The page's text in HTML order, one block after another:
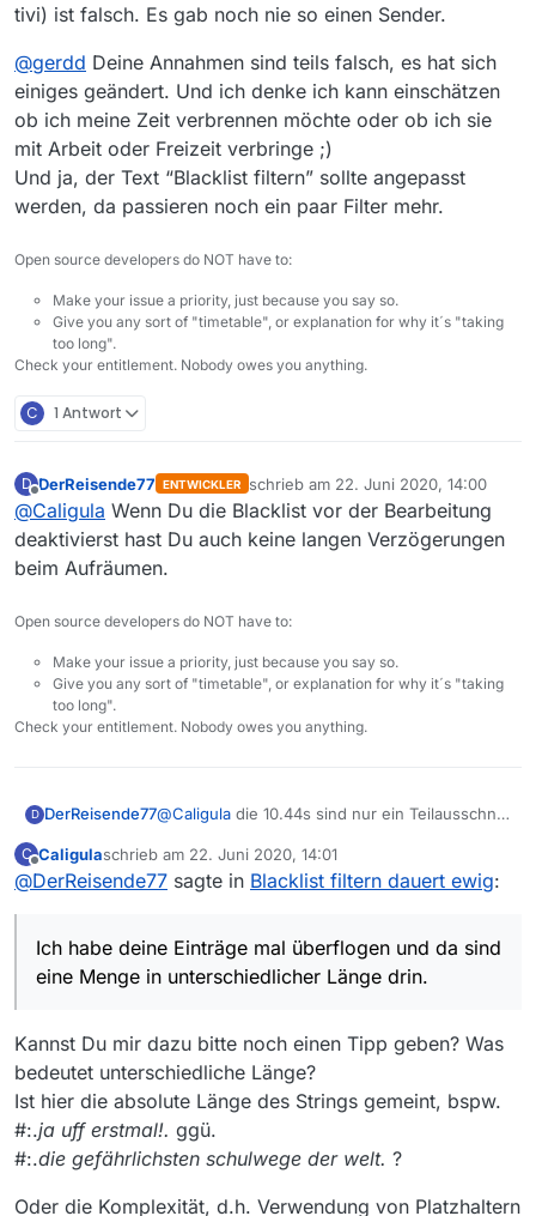
tivi) ist falsch. Es gab noch nie so einen Sender.
@gerdd Deine Annahmen sind teils falsch, es hat sich
einiges geändert. Und ich denke ich kann einschätzen
ob ich meine Zeit verbrennen möchte oder ob ich sie
mit Arbeit oder Freizeit verbringe ;)
Und ja, der Text “Blacklist filtern” sollte angepasst
werden, da passieren noch ein paar Filter mehr.
Open source developers do NOT have to:
Make your issue a priority, just because you say so.
Give you any sort of "timetable", or explanation for why it´s "taking
too long".
Check your entitlement. Nobody owes you anything.
C 1 Antwort
D
Offline
DerReisende77 ENTWICKLER schrieb am 22. Juni 2020, 14:00
zuletzt editiert von
@Caligula Wenn Du die Blacklist vor der Bearbeitung
deaktivierst hast Du auch keine langen Verzögerungen
beim Aufräumen.
Open source developers do NOT have to:
Make your issue a priority, just because you say so.
Give you any sort of "timetable", or explanation for why it´s "taking
too long".
Check your entitlement. Nobody owes you anything.
D DerReisende77@Caligula die 10.44s sind nur ein Teilausschnitt
Ich habe deine Blacklist mal bei mir eingebaut
und mein supernagelneuer core i9 mit 16
Der Speicherverbrauch scheint nicht das
Problem zu sein mit 2GB Zuweisung aber es ist
werden, da wird also ordentlich etwas
berechnet zur Zeit. Ich muß das mal
nachvollziehen ob ich da etwas optimieren
kann und wo das Problem liegt.
Allgemein kann ich schon mal sagen: Je länger
regexp pattern sind umso langsamer wird das
und da sind eine Menge in unterschiedlicher
C
Offline
Caligulaschrieb am 22. Juni 2020, 14:01
zuletzt editiert von
@DerReisende77 sagte in Blacklist filtern dauert ewig:
Ich habe deine Einträge mal überflogen und da sind
eine Menge in unterschiedlicher Länge drin.
Kannst Du mir dazu bitte noch einen Tipp geben? Was
bedeutet unterschiedliche Länge?
Ist hier die absolute Länge des Strings gemeint, bspw.
#:.ja uff erstmal!. ggü.
#:.die gefährlichsten schulwege der welt. ?
Oder die Komplexität, d.h. Verwendung von Platzhaltern